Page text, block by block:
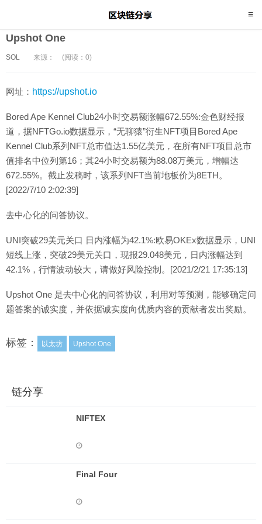
Upshot One
SOL 来源： (阅读：0)
网址： https://upshot.io
Bored Ape Kennel Club24小时交易额涨幅672.55%:金色财经报
道，据NFTGo.io数据显示，“无聊猿”衍生NFT项目Bored Ape
Kennel Club系列NFT总市值达1.55亿美元，在所有NFT项目总市
值排名中位列第16；其24小时交易额为88.08万美元，增幅达
672.55%。截止发稿时，该系列NFT当前地板价为8ETH。
[2022/7/10 2:02:39]
去中心化的问答协议。
UNI突破29美元关口 日内涨幅为42.1%:欧易OKEx数据显示，UNI
短线上涨，突破29美元关口，现报29.048美元，日内涨幅达到
42.1%，行情波动较大，请做好风险控制。[2021/2/21 17:35:13]
Upshot One 是去中心化的问答协议，利用对等预测，能够确定问
题答案的诚实度，并依据诚实度向优质内容的贡献者发出奖励。
标签： 以太坊 Upshot One
链分享
NIFTEX
Final Four